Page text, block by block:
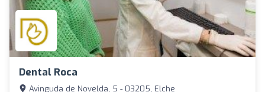
Dental Roca
Avinguda de Novelda, 5 - 03205, Elche